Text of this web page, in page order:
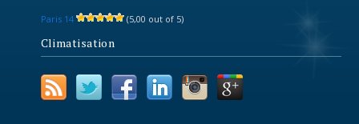
Paris 14 (5,00 out of 5)
Climatisation